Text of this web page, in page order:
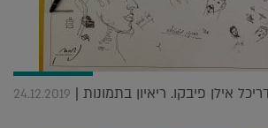
אילן פיבקו. ריאיון בתמונות | 24.12.2019